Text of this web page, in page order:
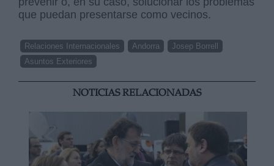
que puedan presentarse como vecinos.
Relaciones Internacionales Andorra
Josep Borrell
Asuntos Exteriores
NOTICIAS RELACIONADAS